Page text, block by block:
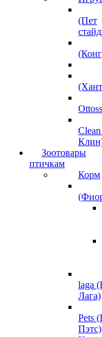
(Пет
Зоотовары
птичкам
Корм
laga
Лага)
Pets
Пэтс)